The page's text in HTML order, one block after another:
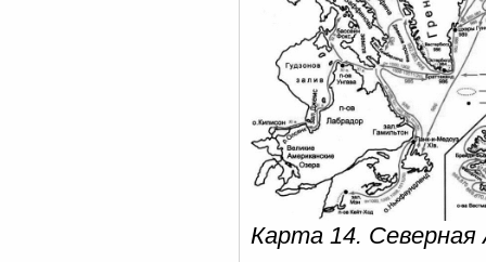
Карта 14. Северная